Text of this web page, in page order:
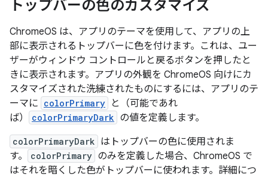
トップバーの色のカスタマイズ
ChromeOS は、アプリのテーマを使用して、アプリの上
部に表示されるトップバーに色を付けます。これは、ユー
ザーがウィンドウ コントロールと戻るボタンを押したと
きに表示されます。アプリの外観を ChromeOS 向けにカ
スタマイズされた洗練されたものにするには、アプリのテ
ーマに colorPrimary
と（可能であれ
ば）
colorPrimaryDark の値を定義します。
colorPrimaryDark はトップバーの色に使用されま
す。
colorPrimary のみを定義した場合、ChromeOS で
はそれを暗くした色がトップバーに使われます。詳細につ